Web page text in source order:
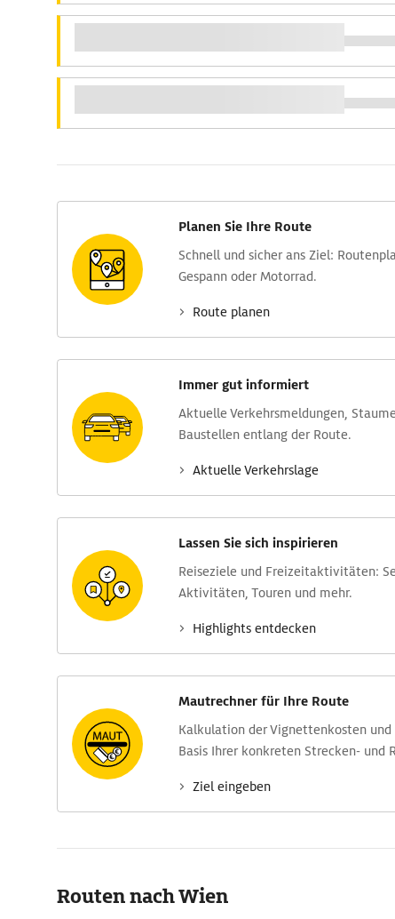
Planen Sie Ihre Route
Schnell und sicher ans Ziel:
Gespann oder Motorrad.
Route planen
Immer gut informiert
Aktuelle Verkehrs­meldungen,
Baustellen entlang der Route.
Aktuelle Verkehrs­lage
Lassen Sie sich inspirieren
Reise­ziele und Freizeit­aktivitäten:
Aktivitäten, Touren und mehr.
Highlights entdecken
Mautrechner für Ihre Route
Kalkulation der Vignettenkosten
Basis Ihrer konkreten Strecken- und
Ziel eingeben
Routen nach Wien